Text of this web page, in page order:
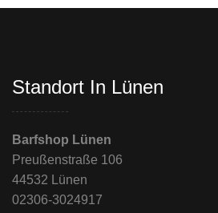
Standort In Lünen
Barfshop Lünen
Preußenstraße 106
44532 Lünen
02306-3024917